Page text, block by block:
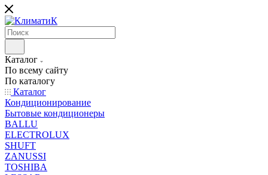
Каталог
По всему сайту
По каталогу
Каталог
Кондиционирование
Бытовые кондиционеры
BALLU
ELECTROLUX
SHUFT
ZANUSSI
TOSHIBA